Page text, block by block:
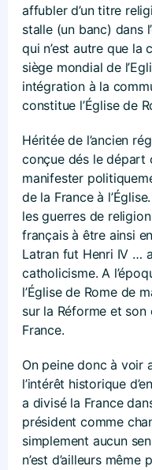
affubler d’un titre
stalle (un banc) dans
qui n’est autre que la
siège mondial de
intégration à la
constitue l’Église de
Héritée de l’ancien
conçue dés le départ
manifester
de la France à
les guerres de
français à être ainsi
Latran fut Henri IV …
catholicisme. A
l’Église de Rome de
sur la Réforme et
France.
On peine donc à voir
l’intérêt historique
a divisé la France
président comme
simplement aucun
n’est d’ailleurs